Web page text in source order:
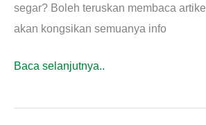
segar? Boleh teruskan membaca
akan kongsikan semuanya info
Cara
Bayam
Baca selanjutnya..